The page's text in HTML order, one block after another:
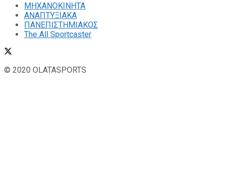
ΜΗΧΑΝΟΚΙΝΗΤΑ
ΑΝΑΠΤΥΞΙΑΚΑ
ΠΑΝΕΠΙΣΤΗΜΙΑΚΟΣ
The All Sportcaster
© 2020 OLATASPORTS